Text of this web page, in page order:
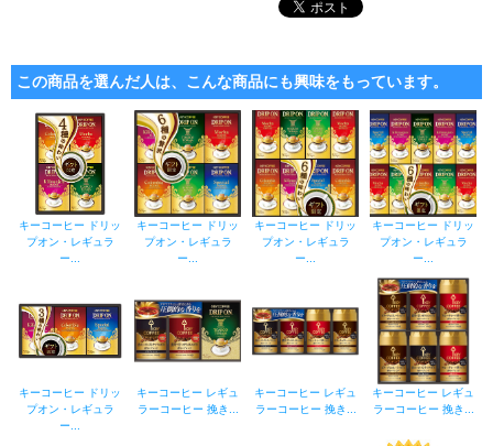
この商品を選んだ人は、こんな商品にも興味をもっています。
キーコーヒー ドリッ
プオン・レギュラ
ー...
キーコーヒー ドリッ
プオン・レギュラ
ー...
キーコーヒー ドリッ
プオン・レギュラ
ー...
キーコーヒー ドリッ
プオン・レギュラ
ー...
キーコーヒー ドリッ
プオン・レギュラ
ー...
キーコーヒー レギュ
ラーコーヒー 挽き...
キーコーヒー レギュ
ラーコーヒー 挽き...
キーコーヒー レギュ
ラーコーヒー 挽き...